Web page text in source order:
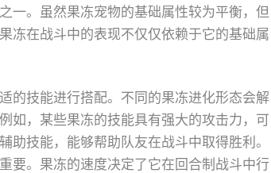
一。虽然果冻宠物的基础属性较为平衡，但
冻在战斗中的表现不仅仅依赖于它的基础属
的技能进行搭配。不同的果冻进化形态会解
如，某些果冻的技能具有强大的攻击力，可
助技能，能够帮助队友在战斗中取得胜利。
要。果冻的速度决定了它在回合制战斗中行